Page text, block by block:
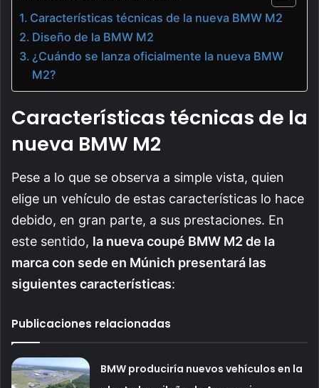
Características técnicas de la nueva BMW M2
Diseño de la BMW M2
¿Cuándo se lanza oficialmente la nueva BMW
M2?
Características técnicas de la
nueva BMW M2
Pese a lo que se observa a simple vista, quien
elige un vehículo de estas características lo hace
debido, en gran parte, a sus prestaciones. En
este sentido, la nueva coupé BMW M2 de la
marca con sede en Múnich presentará las
siguientes características:
Publicaciones relacionadas
BMW produciría nuevos vehículos en la